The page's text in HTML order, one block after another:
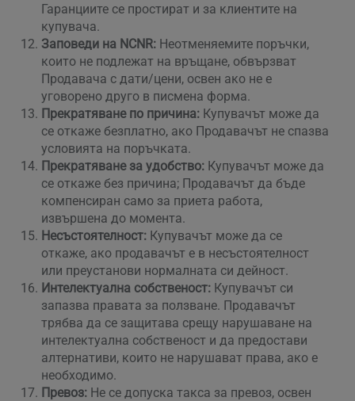
Гаранциите се простират и за клиентите на
купувача.
Заповеди на NCNR: Неотменяемите поръчки,
които не подлежат на връщане, обвързват
Продавача с дати/цени, освен ако не е
уговорено друго в писмена форма.
Прекратяване по причина: Купувачът може да
се откаже безплатно, ако Продавачът не спазва
условията на поръчката.
Прекратяване за удобство: Купувачът може да
се откаже без причина; Продавачът да бъде
компенсиран само за приета работа,
извършена до момента.
Несъстоятелност: Купувачът може да се
откаже, ако продавачът е в несъстоятелност
или преустанови нормалната си дейност.
Интелектуална собственост: Купувачът си
запазва правата за ползване. Продавачът
трябва да се защитава срещу нарушаване на
интелектуална собственост и да предостави
алтернативи, които не нарушават права, ако е
необходимо.
Превоз: Не се допуска такса за превоз, освен